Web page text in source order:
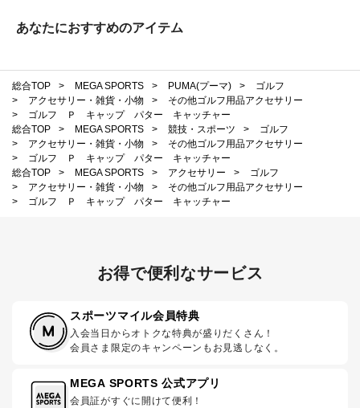
あなたにおすすめのアイテム
総合TOP > MEGA SPORTS > PUMA(プーマ) >
ゴルフ
>
アクセサリー・雑貨・小物 >
その他ゴルフ用品アクセサリー
>
ゴルフ Ｐ キャップ パター キャッチャー
総合TOP
> MEGA SPORTS > 競技・スポーツ >
ゴルフ
>
アクセサリー・雑貨・小物 >
その他ゴルフ用品アクセサリー
>
ゴルフ Ｐ キャップ パター キャッチャー
総合TOP
> MEGA SPORTS > アクセサリー >
ゴルフ
>
アクセサリー・雑貨・小物 >
その他ゴルフ用品アクセサリー
>
ゴルフ Ｐ キャップ パター キャッチャー
お得で便利なサービス
スポーツマイル会員特典
入会当日からオトクな特典が盛りだくさん！
会員さま限定のキャンペーンもお見逃しなく。
MEGA SPORTS 公式アプリ
会員証がすぐに開けて便利！